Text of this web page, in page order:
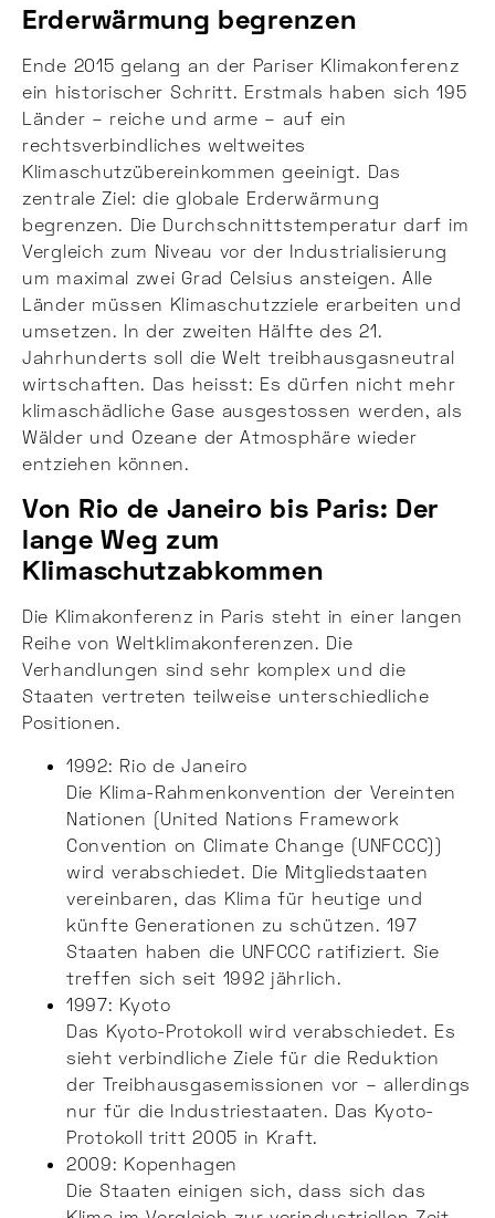
Erderwärmung begrenzen
Ende 2015 gelang an der Pariser Klimakonferenz
ein historischer Schritt. Erstmals haben sich 195
Länder – reiche und arme – auf ein
rechtsverbindliches weltweites
Klimaschutzübereinkommen geeinigt. Das
zentrale Ziel: die globale Erderwärmung
begrenzen. Die Durchschnittstemperatur darf im
Vergleich zum Niveau vor der Industrialisierung
um maximal zwei Grad Celsius ansteigen. Alle
Länder müssen Klimaschutzziele erarbeiten und
umsetzen. In der zweiten Hälfte des 21.
Jahrhunderts soll die Welt treibhausgasneutral
wirtschaften. Das heisst: Es dürfen nicht mehr
klimaschädliche Gase ausgestossen werden, als
Wälder und Ozeane der Atmosphäre wieder
entziehen können.
Von Rio de Janeiro bis Paris: Der
lange Weg zum
Klimaschutzabkommen
Die Klimakonferenz in Paris steht in einer langen
Reihe von Weltklimakonferenzen. Die
Verhandlungen sind sehr komplex und die
Staaten vertreten teilweise unterschiedliche
Positionen.
1992: Rio de Janeiro
Die Klima-Rahmenkonvention der Vereinten
Nationen (United Nations Framework
Convention on Climate Change (UNFCCC))
wird verabschiedet. Die Mitgliedstaaten
vereinbaren, das Klima für heutige und
künfte Generationen zu schützen. 197
Staaten haben die UNFCCC ratifiziert. Sie
treffen sich seit 1992 jährlich.
1997: Kyoto
Das Kyoto-Protokoll wird verabschiedet. Es
sieht verbindliche Ziele für die Reduktion
der Treibhausgasemissionen vor – allerdings
nur für die Industriestaaten. Das Kyoto-
Protokoll tritt 2005 in Kraft.
2009: Kopenhagen
Die Staaten einigen sich, dass sich das